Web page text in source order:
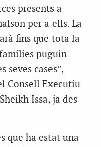
presents a
per a ells. La
fins que tota la
puguin
seves cases”,
Consell Executiu
Issa, ja des
que ha estat una